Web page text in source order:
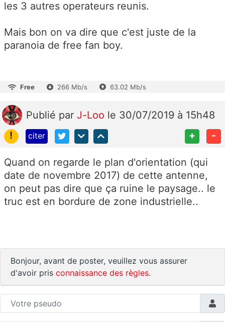
les 3 autres operateurs reunis.
Mais bon on va dire que c'est juste de la
paranoia de free fan boy.
Free 266 Mb/s 63.02 Mb/s
Publié par J-Loo le 30/07/2019 à 15h48
!
citer + -
Quand on regarde le plan d'orientation (qui
date de novembre 2017) de cette antenne,
on peut pas dire que ça ruine le paysage.. le
truc est en bordure de zone industrielle..
Bonjour, avant de poster, veuillez vous assurer
d'avoir pris connaissance des règles.